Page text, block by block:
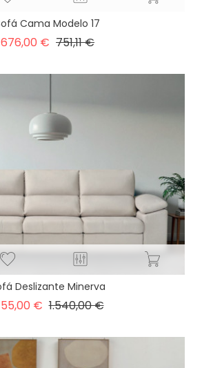
Cama Modelo 17
676,00 € Precio
751,11 €Precio
Deslizante Minerva
€ Precio
1.540,00 €Precio